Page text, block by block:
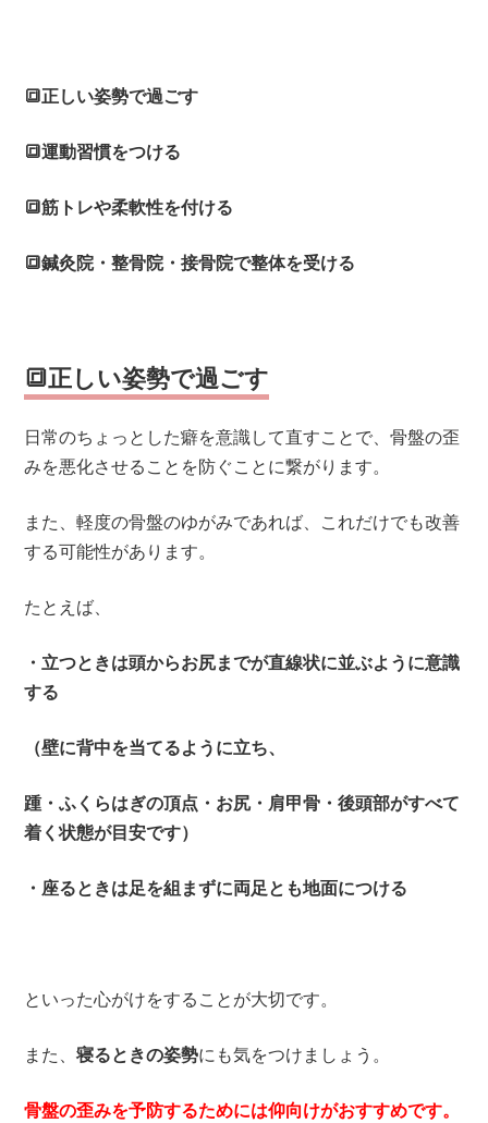
🔳正しい姿勢で過ごす
🔳運動習慣をつける
🔳筋トレや柔軟性を付ける
🔳鍼灸院・整骨院・接骨院で整体を受ける
🔳正しい姿勢で過ごす
日常のちょっとした癖を意識して直すことで、骨盤の歪
みを悪化させることを防ぐことに繋がります。
また、軽度の骨盤のゆがみであれば、これだけでも改善
する可能性があります。
たとえば、
・立つときは頭からお尻までが直線状に並ぶように意識
する
（壁に背中を当てるように立ち、
踵・ふくらはぎの頂点・お尻・肩甲骨・後頭部がすべて
着く状態が目安です）
・座るときは足を組まずに両足とも地面につける
といった心がけをすることが大切です。
また、寝るときの姿勢にも気をつけましょう。
骨盤の歪みを予防するためには仰向けがおすすめです。